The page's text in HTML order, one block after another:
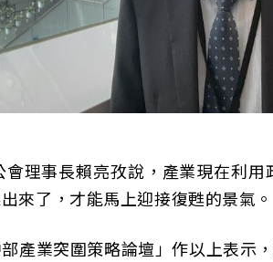
理事長賴亮孜說，產業現在利
來了，才能馬上迎接復甦的景氣。
產業突圍策略論壇」作以上表示